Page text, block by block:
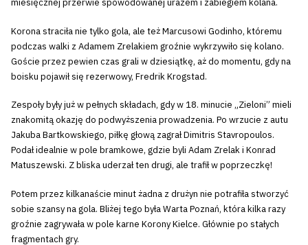
miesięcznej przerwie spowodowanej urazem i zabiegiem kolana.
Korona straciła nie tylko gola, ale też Marcusowi Godinho, któremu
podczas walki z Adamem Zrelakiem groźnie wykrzywiło się kolano.
Goście przez pewien czas grali w dziesiątkę, aż do momentu, gdy na
boisku pojawił się rezerwowy, Fredrik Krogstad.
Zespoły były już w pełnych składach, gdy w 18. minucie „Zieloni” mieli
znakomitą okazję do podwyższenia prowadzenia. Po wrzucie z autu
Jakuba Bartkowskiego, piłkę głową zagrał Dimitris Stavropoulos.
Podał idealnie w pole bramkowe, gdzie byli Adam Zrelak i Konrad
Matuszewski. Z bliska uderzał ten drugi, ale trafił w poprzeczkę!
Potem przez kilkanaście minut żadna z drużyn nie potrafiła stworzyć
sobie szansy na gola. Bliżej tego była Warta Poznań, która kilka razy
groźnie zagrywała w pole karne Korony Kielce. Głównie po stałych
fragmentach gry.